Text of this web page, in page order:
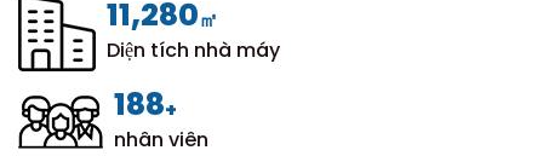
12,000㎡
Diện tích nhà máy
200+
nhân viên